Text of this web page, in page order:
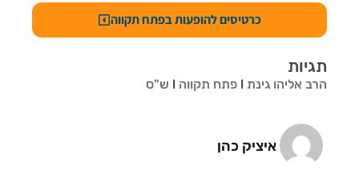
כרטיסים להופעות בפתח תקווה
תגיות
הרב אליהו גינת פתח תקווה ש"ס
איציק כהן